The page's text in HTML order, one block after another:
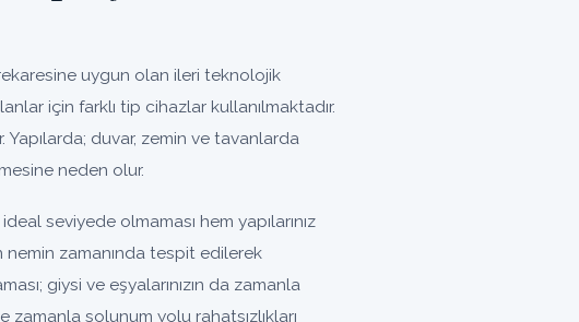
uygun olan ileri teknolojik
için farklı tip cihazlar kullanılmaktadır.
Yapılarda; duvar, zemin ve tavanlarda
neden olur.
seviyede olmaması hem yapılarınız
nemin zamanında tespit edilerek
giysi ve eşyalarınızın da zamanla
solunum yolu rahatsızlıkları